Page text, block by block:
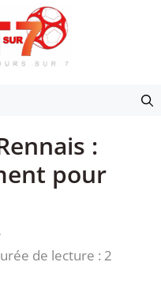
:
pour
·
de lecture : 2